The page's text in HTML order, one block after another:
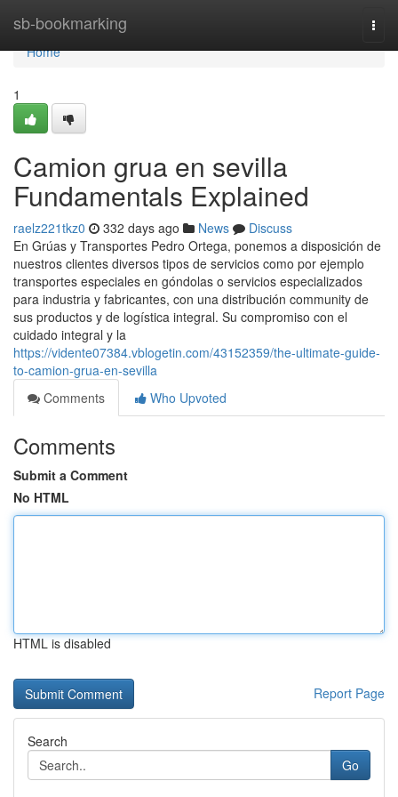
sb-bookmarking
Home
Home
1
Camion grua en sevilla
Fundamentals Explained
raelz221tkz0 332 days ago News
Discuss
En Grúas y Transportes Pedro Ortega, ponemos a disposición de
nuestros clientes diversos tipos de servicios como por ejemplo
transportes especiales en góndolas o servicios especializados
para industria y fabricantes, con una distribución community de
sus productos y de logística integral. Su compromiso con el
cuidado integral y la
https://vidente07384.vblogetin.com/43152359/the-ultimate-guide-
to-camion-grua-en-sevilla
Comments
Who Upvoted
Comments
Submit a Comment
No HTML
HTML is disabled
Report Page
Search
Go